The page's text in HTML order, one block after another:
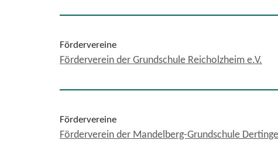
Fördervereine
Förderverein der Grundschule Reicholzheim e.V.
Fördervereine
Förderverein der Mandelberg-Grundschule